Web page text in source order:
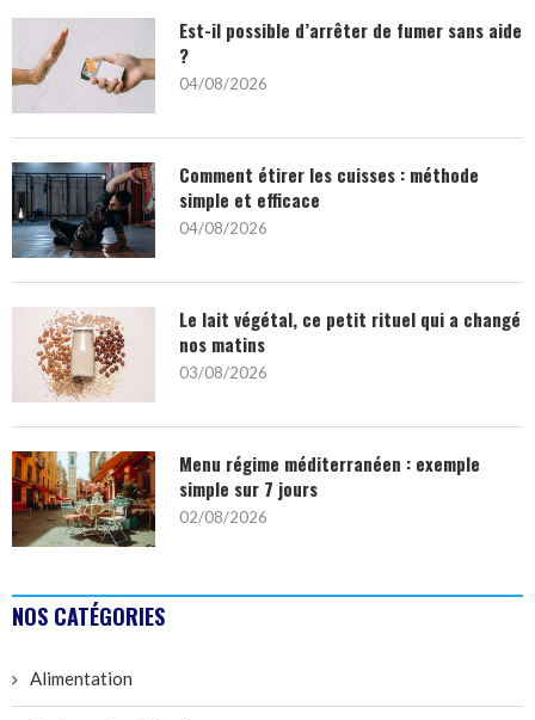
Est-il possible d’arrêter de fumer sans aide
?
04/08/2026
Comment étirer les cuisses : méthode
simple et efficace
04/08/2026
Le lait végétal, ce petit rituel qui a changé
nos matins
03/08/2026
Menu régime méditerranéen : exemple
simple sur 7 jours
02/08/2026
NOS CATÉGORIES
Alimentation